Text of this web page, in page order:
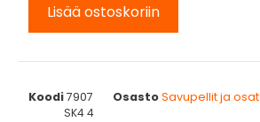
Lisää ostoskoriin
Koodi7907 OsastoSavupellit ja osat
SK4 4